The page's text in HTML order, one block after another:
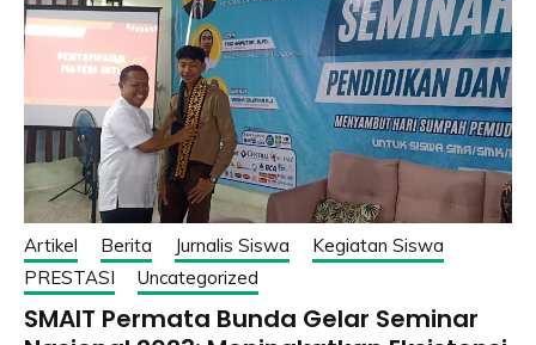
Artikel Berita Jurnalis Siswa
Kegiatan Siswa
PRESTASI
Uncategorized
SMAIT Permata Bunda Gelar Seminar